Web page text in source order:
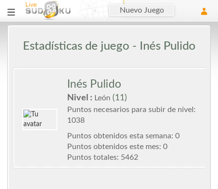
Nuevo Juego
Estadísticas de juego - Inés Pulido
Inés Pulido
Nivel : León (11)
Puntos necesarios para subir de nivel:
1038
Puntos obtenidos esta semana: 0
Puntos obtenidos este mes: 0
Puntos totales: 5462